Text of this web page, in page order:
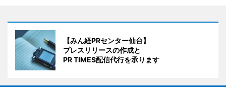
【みん経PRセンター仙台】
プレスリリースの作成と
PR TIMES配信代行を承ります